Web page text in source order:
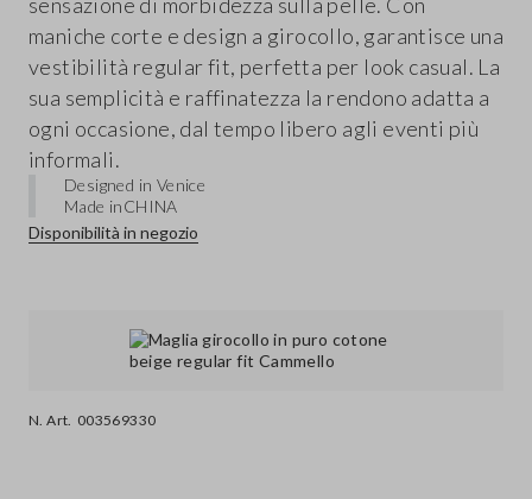
N. Art. 003569330
maniche corte e design a girocollo, garantisce una
vestibilità regular fit, perfetta per look casual. La
sua semplicità e raffinatezza la rendono adatta a
ogni occasione, dal tempo libero agli eventi più
informali.
Designed in Venice
Made inCHINA
Disponibilità in negozio